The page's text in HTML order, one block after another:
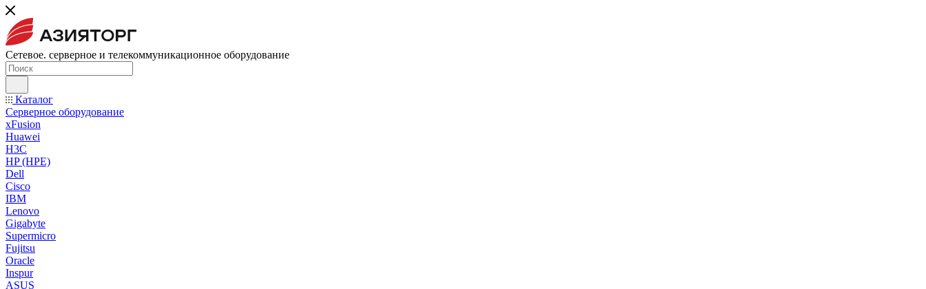
Сетевое. серверное и телекоммуникационное оборудование
Каталог
Серверное оборудование
xFusion
Huawei
H3C
HP (HPE)
Dell
Cisco
IBM
Lenovo
Gigabyte
Supermicro
Fujitsu
Oracle
Inspur
ASUS